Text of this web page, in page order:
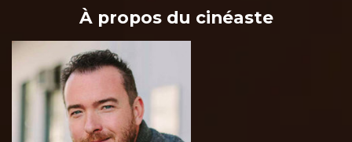
À propos du cinéaste